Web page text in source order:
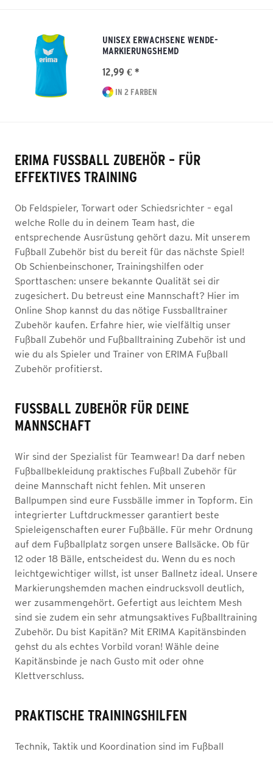
UNISEX ERWACHSENE WENDE-
MARKIERUNGSHEMD
12,99 € *
IN 2 FARBEN
ERIMA FUSSBALL ZUBEHÖR – FÜR E
FFEKTIVES TRAINING
Ob Feldspieler, Torwart oder Schiedsrichter – egal
welche Rolle du in deinem Team hast, die
entsprechende Ausrüstung gehört dazu. Mit unserem
Fußball Zubehör bist du bereit für das nächste Spiel!
Ob Schienbeinschoner, Trainingshilfen oder
Sporttaschen: unsere bekannte Qualität sei dir
zugesichert. Du betreust eine Mannschaft? Hier im
Online Shop kannst du das nötige Fussballtrainer
Zubehör kaufen. Erfahre hier, wie vielfältig unser
Fußball Zubehör und Fußballtraining Zubehör ist und
wie du als Spieler und Trainer von ERIMA Fußball
Zubehör profitierst.
FUSSBALL ZUBEHÖR FÜR DEINE M
ANNSCHAFT
Wir sind der Spezialist für Teamwear! Da darf neben
Fußballbekleidung praktisches Fußball Zubehör für
deine Mannschaft nicht fehlen. Mit unseren
Ballpumpen sind eure Fussbälle immer in Topform. Ein
integrierter Luftdruckmesser garantiert beste
Spieleigenschaften eurer Fußbälle. Für mehr Ordnung
auf dem Fußballplatz sorgen unsere Ballsäcke. Ob für
12 oder 18 Bälle, entscheidest du. Wenn du es noch
leichtgewichtiger willst, ist unser Ballnetz ideal. Unsere
Markierungshemden machen eindrucksvoll deutlich,
wer zusammengehört. Gefertigt aus leichtem Mesh
sind sie zudem ein sehr atmungsaktives Fußballtraining
Zubehör. Du bist Kapitän? Mit ERIMA Kapitänsbinden
gehst du als echtes Vorbild voran! Wähle deine
Kapitänsbinde je nach Gusto mit oder ohne
Klettverschluss.
PRAKTISCHE TRAININGSHILFEN
Technik, Taktik und Koordination sind im Fußball